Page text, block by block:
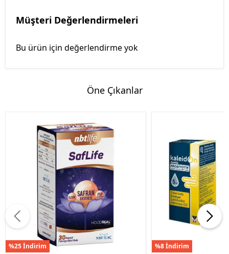
Müşteri Değerlendirmeleri
Bu ürün için değerlendirme yok
Öne Çıkanlar
%25 İndirim %8 İndirim